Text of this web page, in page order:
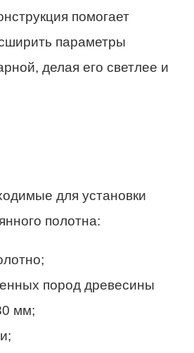
помогает
параметры
делая его светлее и
для установки
полотна:
пород древесины
мм;